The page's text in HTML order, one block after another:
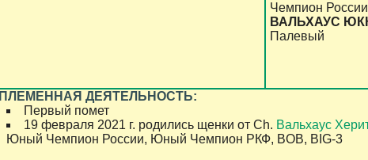
Чемпион
ВАЛЬХАУC
Палевый
ПЛЕМЕННАЯ ДЕЯТЕЛЬНОСТЬ:
Первый помет
19 февраля 2021 г. родились щенки от Ch. Вальхаус
Юный Чемпион России, Юный Чемпион РКФ, BOB, BIG-3